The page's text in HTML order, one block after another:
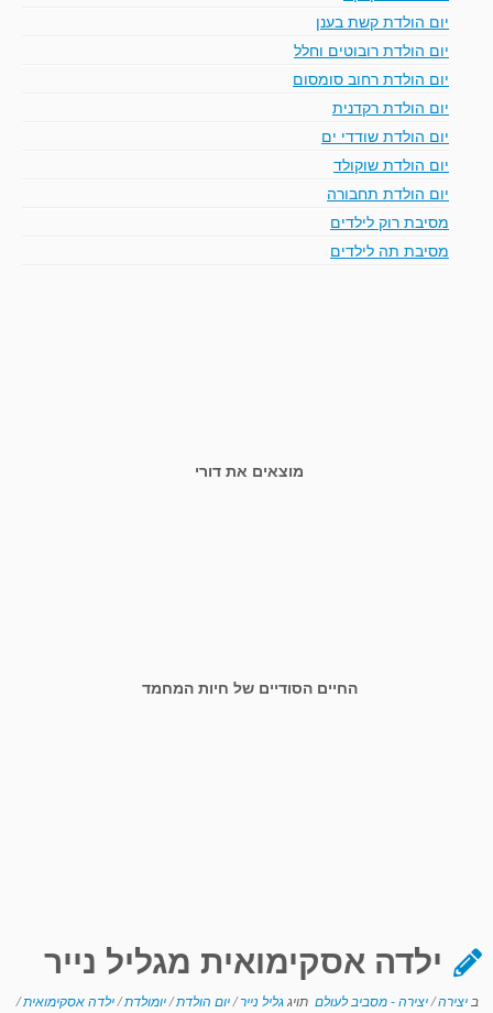
יום הולדת קשת בענן
יום הולדת רובוטים וחלל
יום הולדת רחוב סומסום
יום הולדת רקדנית
יום הולדת שודדי ים
יום הולדת שוקולד
יום הולדת תחבורה
מסיבת רוק לילדים
מסיבת תה לילדים
מוצאים את דורי
החיים הסודיים של חיות המחמד
ילדה אסקימואית מגליל נייר
ב יצירה/יצירה - מסביב לעולם תויגגליל נייר/יום הולדת/יומולדת/ילדה אסקימואית/